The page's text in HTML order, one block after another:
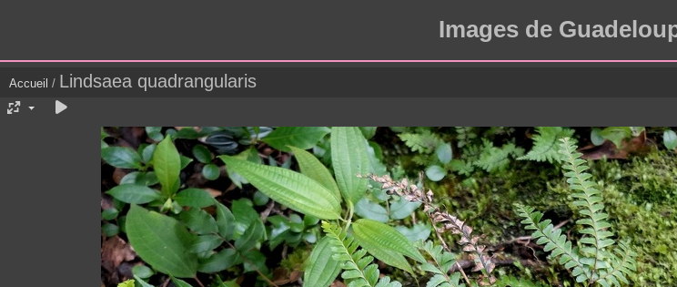
Images de
Accueil / Lindsaea quadrangularis